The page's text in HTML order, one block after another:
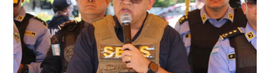
aseguró
que
no
se
necesita